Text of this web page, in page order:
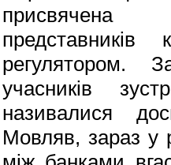
присвячена
представників
регулятором.
учасників
називалися
Мовляв, зараз у